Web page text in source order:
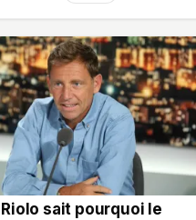
Riolo sait pourquoi le